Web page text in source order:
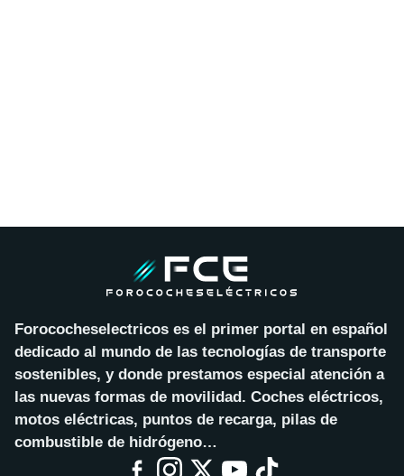
Forococheselectricos es el primer portal en español
dedicado al mundo de las tecnologías de transporte
sostenibles, y donde prestamos especial atención a
las nuevas formas de movilidad. Coches eléctricos,
motos eléctricas, puntos de recarga, pilas de
combustible de hidrógeno…